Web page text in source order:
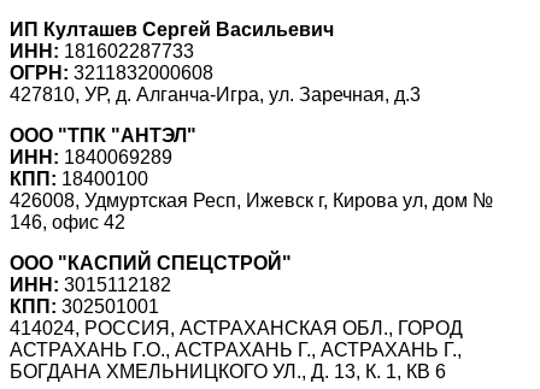
ИП Култашев Сергей Васильевич
ИНН: 181602287733
ОГРН: 3211832000608
427810, УР, д. Алганча-Игра, ул. Заречная, д.3
ООО "ТПК "АНТЭЛ"
ИНН: 1840069289
КПП: 18400100
426008, Удмуртская Респ, Ижевск г, Кирова ул, дом №
146, офис 42
ООО "КАСПИЙ СПЕЦСТРОЙ"
ИНН: 3015112182
КПП: 302501001
414024, РОССИЯ, АСТРАХАНСКАЯ ОБЛ., ГОРОД
АСТРАХАНЬ Г.О., АСТРАХАНЬ Г., АСТРАХАНЬ Г.,
БОГДАНА ХМЕЛЬНИЦКОГО УЛ., Д. 13, К. 1, КВ 6